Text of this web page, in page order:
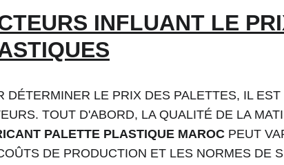
INFLUANT LE
DÉTERMINER LE PRIX DES PALETTES, IL
TOUT D'ABORD, LA QUALITÉ DE LA
PALETTE PLASTIQUE MAROC PEUT
DE PRODUCTION ET LES NORMES DE